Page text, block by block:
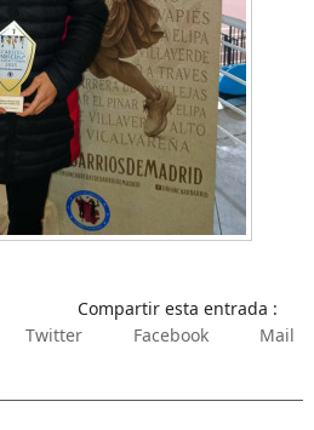
Compartir esta entrada :
Twitter
Facebook Mail